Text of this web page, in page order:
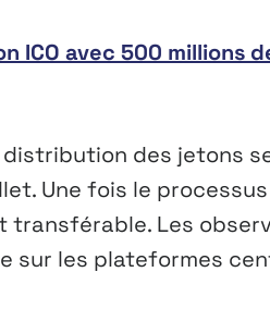
ICO avec 500 millions
des jetons
Une fois le
Les
sur les plateformes